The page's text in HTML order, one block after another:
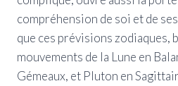
compréhension de soi et de
que ces prévisions zodiaques,
mouvements de la Lune en
Gémeaux, et Pluton en